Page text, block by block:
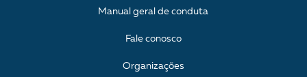
Manual geral de conduta
Fale conosco
Organizações